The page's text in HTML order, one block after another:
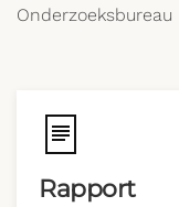
Onderzoeksbureau
Rapport